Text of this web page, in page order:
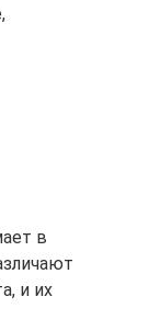
в
и их